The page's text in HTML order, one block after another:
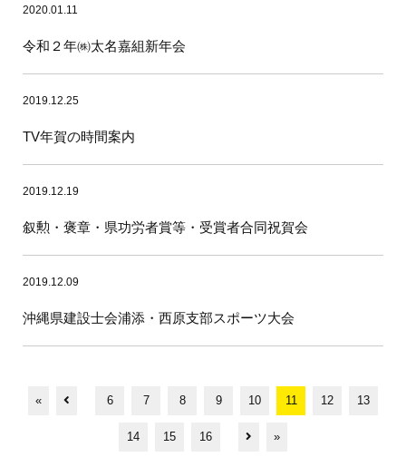
2020.01.11
令和２年㈱太名嘉組新年会
2019.12.25
TV年賀の時間案内
2019.12.19
叙勲・褒章・県功労者賞等・受賞者合同祝賀会
2019.12.09
沖縄県建設士会浦添・西原支部スポーツ大会
« 6 7 8 9 10 11 12 13
14 15 16 »